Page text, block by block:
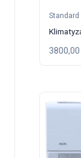
Standard
3800,00